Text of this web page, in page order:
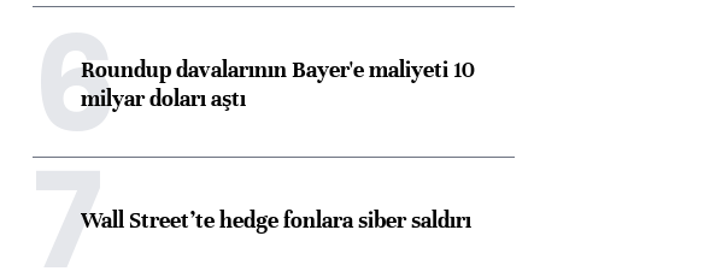
6Roundup davalarının Bayer'e maliyeti 10
milyar doları aştı
7Wall Street’te hedge fonlara siber saldırı